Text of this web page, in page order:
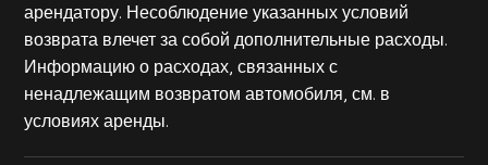
арендатору. Несоблюдение указанных условий
возврата влечет за собой дополнительные расходы.
Информацию о расходах, связанных с
ненадлежащим возвратом автомобиля, см. в
условиях аренды.